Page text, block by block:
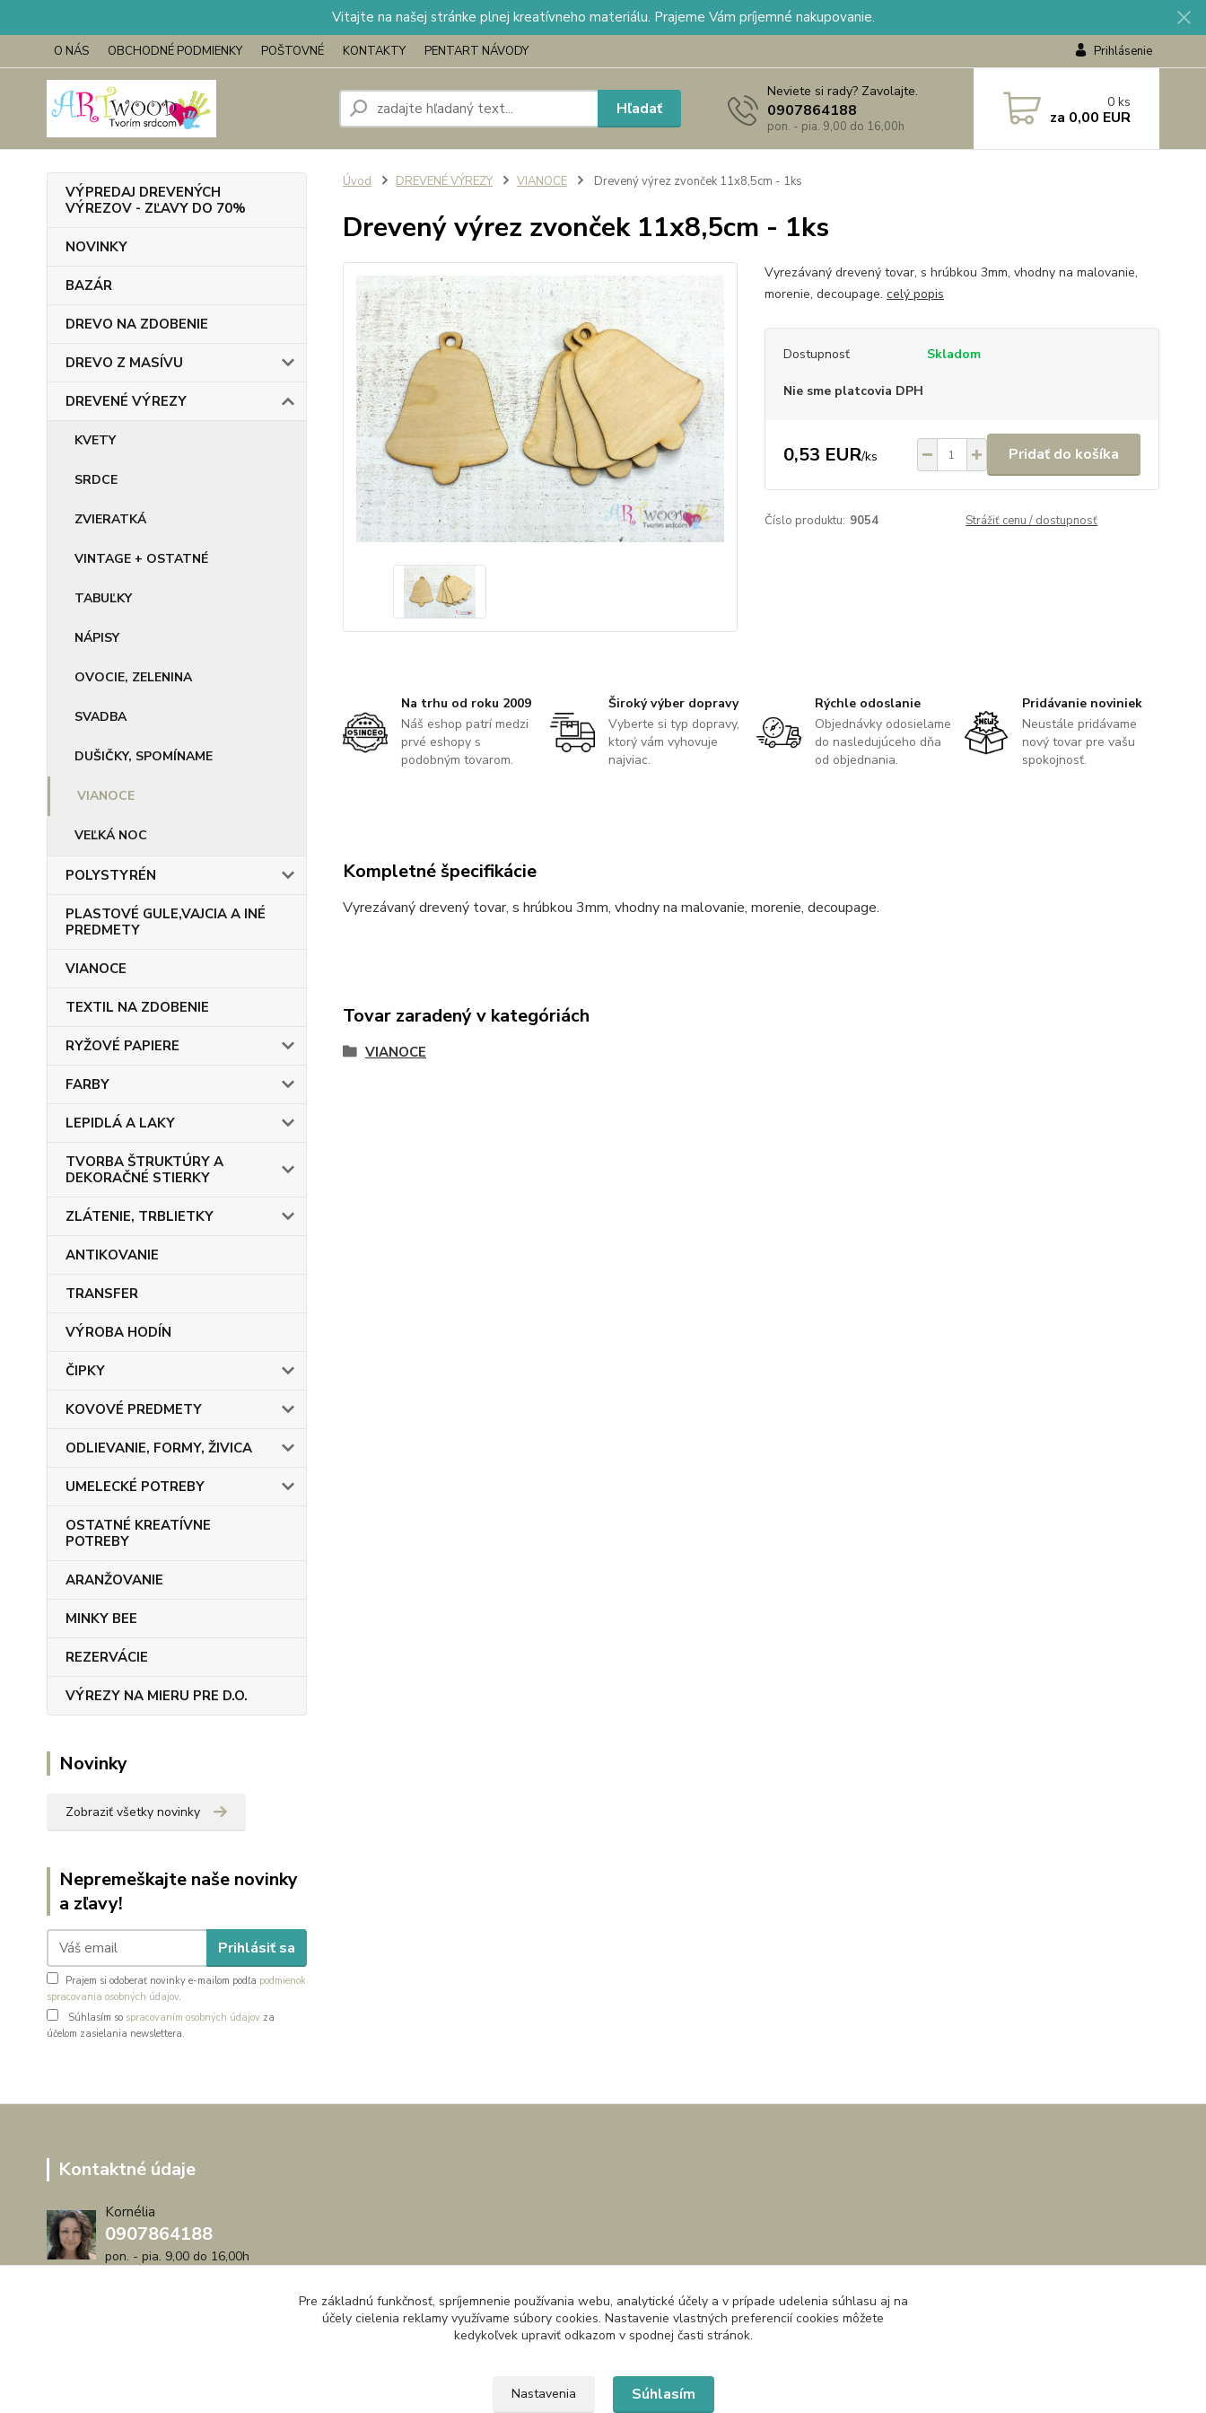
Vitajte na našej stránke plnej kreatívneho materiálu. Prajeme Vám príjemné nakupovanie.
O NÁS OBCHODNÉ PODMIENKY POŠTOVNÉ KONTAKTY PENTART NÁVODY Prihlásenie
Hľadať
Neviete si rady? Zavolajte.
0907864188
pon. - pia. 9,00 do 16,00h
0 ks
za 0,00 EUR
VÝPREDAJ DREVENÝCH
VÝREZOV - ZĽAVY DO 70%
NOVINKY
BAZÁR
DREVO NA ZDOBENIE
DREVO Z MASÍVU
DREVENÉ VÝREZY
KVETY
SRDCE
ZVIERATKÁ
VINTAGE + OSTATNÉ
TABUĽKY
NÁPISY
OVOCIE, ZELENINA
SVADBA
DUŠIČKY, SPOMÍNAME
VIANOCE
VEĽKÁ NOC
POLYSTYRÉN
PLASTOVÉ GULE,VAJCIA A INÉ
PREDMETY
VIANOCE
TEXTIL NA ZDOBENIE
RYŽOVÉ PAPIERE
FARBY
LEPIDLÁ A LAKY
TVORBA ŠTRUKTÚRY A
DEKORAČNÉ STIERKY
ZLÁTENIE, TRBLIETKY
ANTIKOVANIE
TRANSFER
VÝROBA HODÍN
ČIPKY
KOVOVÉ PREDMETY
ODLIEVANIE, FORMY, ŽIVICA
UMELECKÉ POTREBY
OSTATNÉ KREATÍVNE
POTREBY
ARANŽOVANIE
MINKY BEE
REZERVÁCIE
VÝREZY NA MIERU PRE D.O.
Novinky
Zobraziť všetky novinky
Nepremeškajte naše novinky
a zľavy!
Prihlásiť sa
Prajem si odoberať novinky e-mailom podľa podmienok
spracovania osobných údajov.
Súhlasím so spracovaním osobných údajov za
účelom zasielania newslettera.
Úvod DREVENÉ VÝREZY VIANOCE Drevený výrez zvonček 11x8,5cm - 1ks
Drevený výrez zvonček 11x8,5cm - 1ks
Vyrezávaný drevený tovar, s hrúbkou 3mm, vhodny na malovanie,
morenie, decoupage. celý popis
Dostupnosť Skladom
Nie sme platcovia DPH
0,53 EUR/ks Pridať do košíka
Číslo produktu: 9054 Strážiť cenu / dostupnosť
Na trhu od roku 2009
Náš eshop patrí medzi
prvé eshopy s
podobným tovarom.
Široký výber dopravy
Vyberte si typ dopravy,
ktorý vám vyhovuje
najviac.
Rýchle odoslanie
Objednávky odosielame
do nasledujúceho dňa
od objednania.
Pridávanie noviniek
Neustále pridávame
nový tovar pre vašu
spokojnosť.
Kompletné špecifikácie
Vyrezávaný drevený tovar, s hrúbkou 3mm, vhodny na malovanie, morenie, decoupage.
Tovar zaradený v kategóriách
VIANOCE
Kontaktné údaje
Kornélia
0907864188
pon. - pia. 9,00 do 16,00h
Pre základnú funkčnosť, spríjemnenie používania webu, analytické účely a v prípade udelenia súhlasu aj na
účely cielenia reklamy využívame súbory cookies. Nastavenie vlastných preferencií cookies môžete
kedykoľvek upraviť odkazom v spodnej časti stránok.
Nastavenia Súhlasím